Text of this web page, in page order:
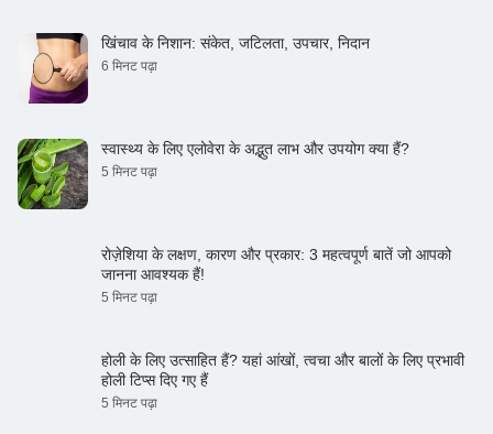
खिंचाव के निशान: संकेत, जटिलता, उपचार, निदान
6 मिनट पढ़ा
स्वास्थ्य के लिए एलोवेरा के अद्भुत लाभ और उपयोग क्या हैं?
5 मिनट पढ़ा
रोज़ेशिया के लक्षण, कारण और प्रकार: 3 महत्वपूर्ण बातें जो आपको
जानना आवश्यक हैं!
5 मिनट पढ़ा
होली के लिए उत्साहित हैं? यहां आंखों, त्वचा और बालों के लिए प्रभावी
होली टिप्स दिए गए हैं
5 मिनट पढ़ा